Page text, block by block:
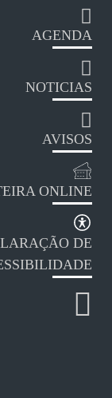
AGENDA
NOTICIAS
AVISOS
ONLINE
DE